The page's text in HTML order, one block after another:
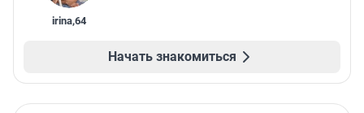
irina,64
Начать знакомиться